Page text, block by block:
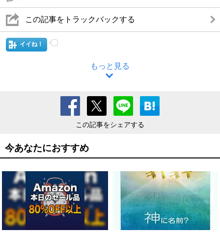
この記事をトラックバックする
イイね！
もっと見る
この記事をシェアする
今あなたにおすすめ